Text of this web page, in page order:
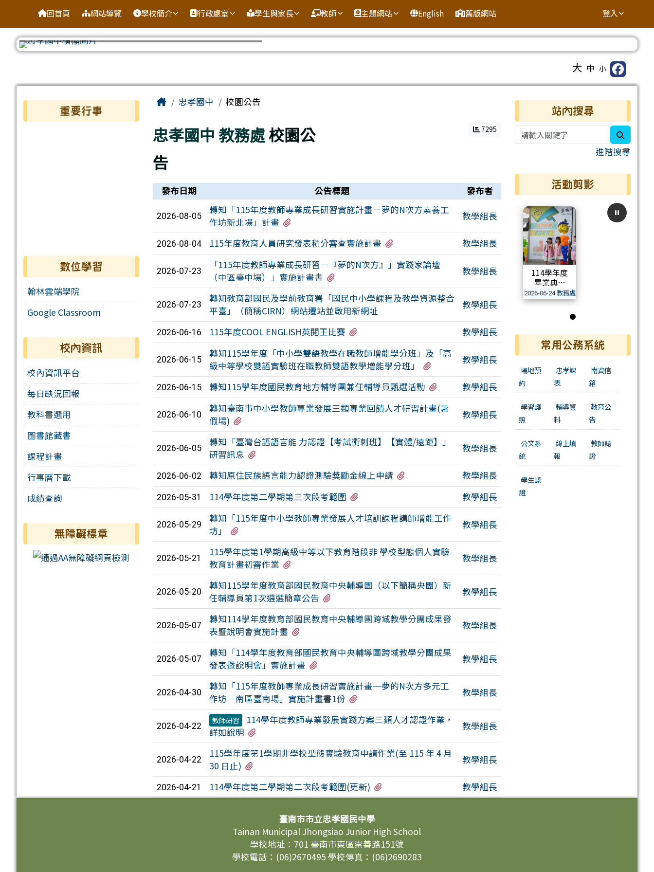
台南市忠孝國中
導覽列回首頁 網站導覽 學校簡介 行政處室 學生與家長 教師 主題網站 English 舊版網站 登入
大 中 小
左邊區域內容
重要行事
數位學習
翰林雲端學院
Google Classroom
校內資訊
校內資訊平台
每日缺況回報
教科書選用
圖書館藏書
課程計畫
行事曆下載
成績查詢
無障礙標章
主內容區域
Home忠孝國中 校園公告
忠孝國中 教務處校園公
告
7295
新聞列表
發布日期 公告標題 發布者
2026-08-05
轉知「115年度教師專業成長研習實施計畫－夢的N次方素養工
作坊新北場」計畫
教學組長
2026-08-04 115年度教育人員研究發表積分審查實施計畫 教學組長
2026-07-23
「115年度教師專業成長研習—『夢的N次方』」實踐家論壇
（中區臺中場）」實施計畫書
教學組長
2026-07-23
轉知教育部國民及學前教育署「國民中小學課程及教學資源整合
平臺」（簡稱CIRN）網站遷站並啟用新網址
教學組長
2026-06-16 115年度COOL ENGLISH英閱王比賽 教學組長
2026-06-15
轉知115學年度「中小學雙語教學在職教師增能學分班」及「高
級中等學校雙語實驗班在職教師雙語教學增能學分班」
有3個附檔教學組長
2026-06-15 轉知115學年度國民教育地方輔導團兼任輔導員甄選活動 有3個附檔教學組長
2026-06-10
轉知臺南市中小學教師專業發展三類專業回饋人才研習計畫(暑
假場)
教學組長
2026-06-05
轉知「臺灣台語語言能 力認證【考試衝刺班】【實體/遠距】」
研習訊息
教學組長
2026-06-02 轉知原住民族語言能力認證測驗獎勵金線上申請 教學組長
2026-05-31 114學年度第二學期第三次段考範圍 教學組長
2026-05-29
轉知「115年度中小學教師專業發展人才培訓課程講師增能工作
坊」
教學組長
2026-05-21
115學年度第1學期高級中等以下教育階段非 學校型態個人實驗
教育計畫初審作業
教學組長
2026-05-20
轉知115學年度教育部國民教育中央輔導團（以下簡稱央團）新
任輔導員第1次遴選簡章公告
教學組長
2026-05-07
轉知114學年度教育部國民教育中央輔導團跨域教學分團成果發
表暨說明會實施計畫
教學組長
2026-05-07
轉知「114學年度教育部國民教育中央輔導團跨域教學分團成果
發表暨說明會」實施計畫
教學組長
2026-04-30
轉知「115年度教師專業成長研習實施計畫─夢的N次方多元工
作坊─南區臺南場」實施計畫書1份
教學組長
2026-04-22
教師研習
114學年度教師專業發展實踐方案三類人才認證作業，
詳如說明
教學組長
2026-04-22
115學年度第1學期非學校型態實驗教育申請作業(至 115 年 4 月
30 日止)
教學組長
2026-04-21 114學年度第二學期第二次段考範圍(更新) 教學組長
右邊區域內容
站內搜尋
進階搜尋
活動剪影
114學年度
畢業典禮
2026-06-24 教務處
活動相簿
常用公務系統
場地預
約
忠孝課
表
南資信
箱
學習護
照
輔導資
料
教育公
告
公文系
統
線上填
報
教師認
證
學生認
證
頁尾區域
臺南市市立忠孝國民中學
Tainan Municipal Jhongsiao Junior High School
學校地址：701 臺南市東區崇善路151號
學校電話：(06)2670495 學校傳真：(06)2690283